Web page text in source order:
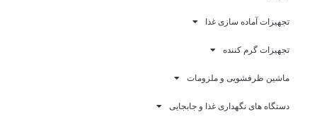
تجهیزات آماده سازی غذا
تجهیزات گرم کننده
ماشین ظرفشویی و ملزومات
دستگاه های نگهداری غذا و جابجایی